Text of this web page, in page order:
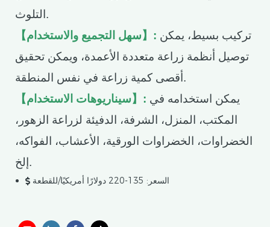
التلوث.
【سهل التجميع والاستخدام】:
توصيل أنظمة زراعة متعددة الأعمدة، ويمكن تحقيق
أقصى كمية زراعة في نفس المنطقة.
【سيناريوهات الاستخدام】:
المكتب، المنزل، الشرفة، الدفيئة لزراعة الزهور،
الخضراوات، الخضراوات الورقية، الأعشاب، الفواكه،
إلخ.
السعر: 135-220 دولارًا أمريكيًا/للقطعة